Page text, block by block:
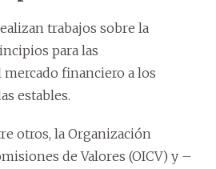
trabajos sobre la
para las
financiero a los
estables.
otros, la Organización
de Valores (OICV) y –